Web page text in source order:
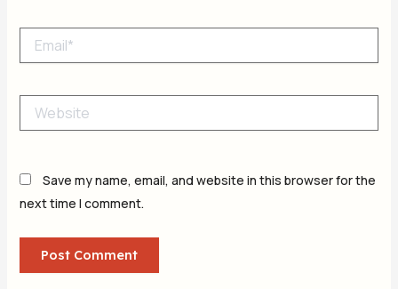
Save my name, email, and website in this browser for the
next time I comment.